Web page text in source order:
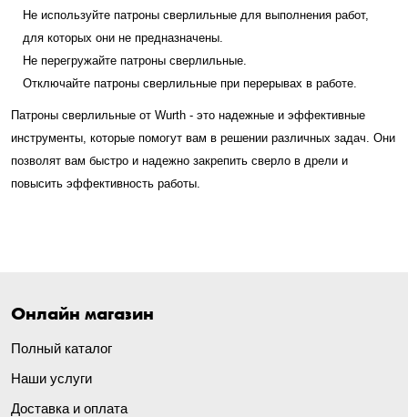
Не используйте патроны сверлильные для выполнения работ,
для которых они не предназначены.
Не перегружайте патроны сверлильные.
Отключайте патроны сверлильные при перерывах в работе.
Патроны сверлильные от Wurth - это надежные и эффективные
инструменты, которые помогут вам в решении различных задач. Они
позволят вам быстро и надежно закрепить сверло в дрели и
повысить эффективность работы.
Онлайн магазин
Полный каталог
Наши услуги
Доставка и оплата